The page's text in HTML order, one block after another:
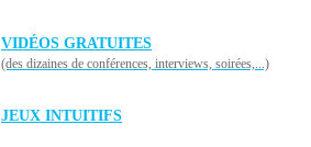
VIDÉOS GRATUITES
(des dizaines de conférences, interviews, soirées,...)
JEUX INTUITIFS